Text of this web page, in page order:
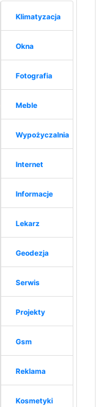
Klimatyzacja
Okna
Fotografia
Meble
Wypożyczalnia
Internet
Informacje
Lekarz
Geodezja
Serwis
Projekty
Gsm
Reklama
Kosmetyki